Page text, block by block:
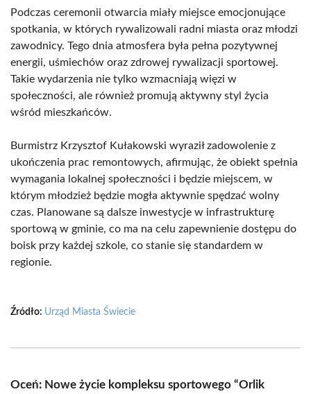
Podczas ceremonii otwarcia miały miejsce emocjonujące
spotkania, w których rywalizowali radni miasta oraz młodzi
zawodnicy. Tego dnia atmosfera była pełna pozytywnej
energii, uśmiechów oraz zdrowej rywalizacji sportowej.
Takie wydarzenia nie tylko wzmacniają więzi w
społeczności, ale również promują aktywny styl życia
wśród mieszkańców.
Burmistrz Krzysztof Kułakowski wyraził zadowolenie z
ukończenia prac remontowych, afirmując, że obiekt spełnia
wymagania lokalnej społeczności i będzie miejscem, w
którym młodzież będzie mogła aktywnie spędzać wolny
czas. Planowane są dalsze inwestycje w infrastrukturę
sportową w gminie, co ma na celu zapewnienie dostępu do
boisk przy każdej szkole, co stanie się standardem w
regionie.
Źródło: Urząd Miasta Świecie
Oceń: Nowe życie kompleksu sportowego “Orlik